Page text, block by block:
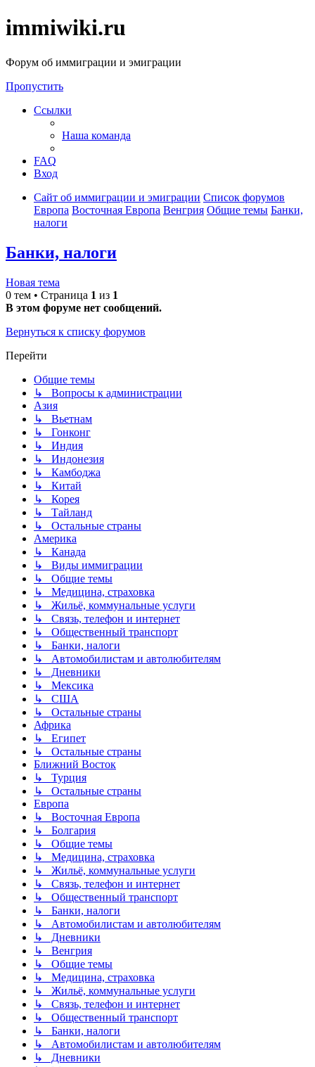
immiwiki.ru
Форум об иммиграции и эмиграции
Пропустить
Ссылки
Наша команда
FAQ
Вход
Сайт об иммиграции и эмиграции Список форумов
Европа Восточная Европа Венгрия Общие темы Банки,
налоги
Банки, налоги
Новая тема
0 тем • Страница 1 из 1
В этом форуме нет сообщений.
Вернуться к списку форумов
Перейти
Общие темы
↳ Вопросы к администрации
Азия
↳ Вьетнам
↳ Гонконг
↳ Индия
↳ Индонезия
↳ Камбоджа
↳ Китай
↳ Корея
↳ Тайланд
↳ Остальные страны
Америка
↳ Канада
↳ Виды иммиграции
↳ Общие темы
↳ Медицина, страховка
↳ Жильё, коммунальные услуги
↳ Связь, телефон и интернет
↳ Общественный транспорт
↳ Банки, налоги
↳ Автомобилистам и автолюбителям
↳ Дневники
↳ Мексика
↳ США
↳ Остальные страны
Африка
↳ Египет
↳ Остальные страны
Ближний Восток
↳ Турция
↳ Остальные страны
Европа
↳ Восточная Европа
↳ Болгария
↳ Общие темы
↳ Медицина, страховка
↳ Жильё, коммунальные услуги
↳ Связь, телефон и интернет
↳ Общественный транспорт
↳ Банки, налоги
↳ Автомобилистам и автолюбителям
↳ Дневники
↳ Венгрия
↳ Общие темы
↳ Медицина, страховка
↳ Жильё, коммунальные услуги
↳ Связь, телефон и интернет
↳ Общественный транспорт
↳ Банки, налоги
↳ Автомобилистам и автолюбителям
↳ Дневники